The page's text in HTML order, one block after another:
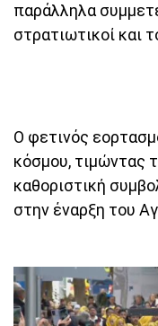
παράλληλα
στρατιωτικοί και
Ο φετινός
κόσμου, τιμώντας
καθοριστική
στην έναρξη του